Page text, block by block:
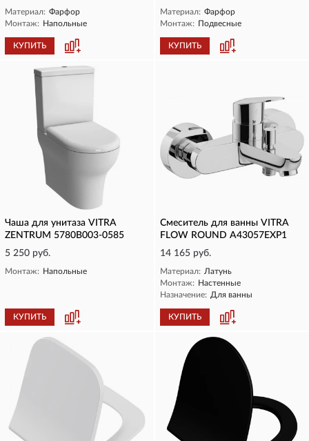
Материал: Фарфор
Монтаж: Напольные
КУПИТЬ
Материал: Фарфор
Монтаж: Подвесные
КУПИТЬ
Чаша для унитаза VITRA
ZENTRUM 5780B003-0585
5 250 руб.
Монтаж: Напольные
КУПИТЬ
Смеситель для ванны VITRA
FLOW ROUND A43057EXP1
14 165 руб.
Материал: Латунь
Монтаж: Настенные
Назначение: Для ванны
КУПИТЬ